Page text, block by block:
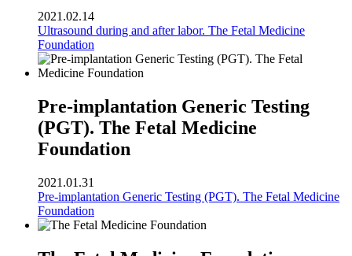
2021.02.14
Ultrasound during and after labor. The Fetal Medicine
Foundation
Pre-implantation Generic Testing
(PGT). The Fetal Medicine
Foundation
2021.01.31
Pre-implantation Generic Testing (PGT). The Fetal Medicine
Foundation